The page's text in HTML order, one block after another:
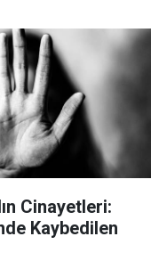
Cinayetleri:
Kaybedilen